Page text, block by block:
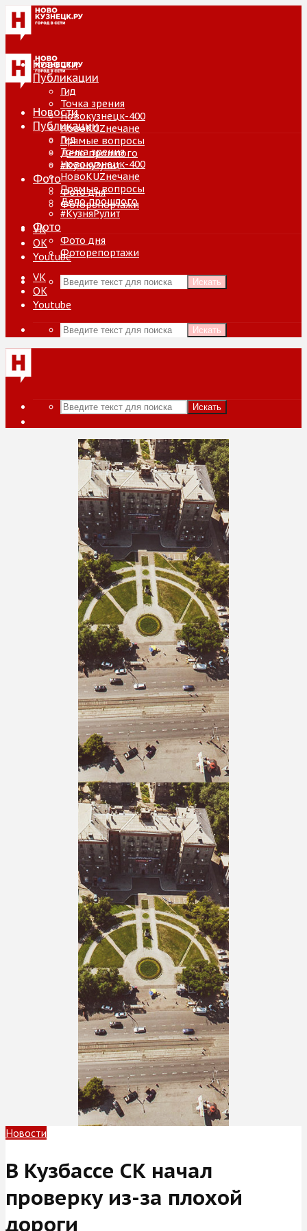
Новости
Публикации
Гид
Точка зрения
Новокузнецк-400
НовоKUZнечане
Прямые вопросы
Дело прошлого
#КузняРулит
Фото
Фото дня
Фоторепортажи
VK
ОК
Youtube
Искать
Новости
Публикации
Гид
Точка зрения
Новокузнецк-400
НовоKUZнечане
Прямые вопросы
Дело прошлого
#КузняРулит
Фото
Фото дня
Фоторепортажи
VK
ОК
Youtube
Искать
Искать
Новости
В Кузбассе СК начал
проверку из-за плохой
дороги